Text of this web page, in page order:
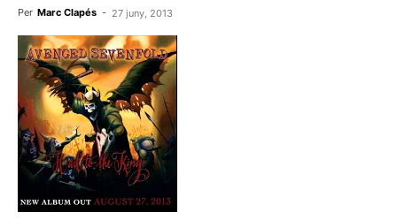
Per Marc Clapés - 27 juny, 2013